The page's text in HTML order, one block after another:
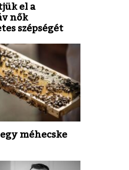
el a
nők
szépségét
méhecske